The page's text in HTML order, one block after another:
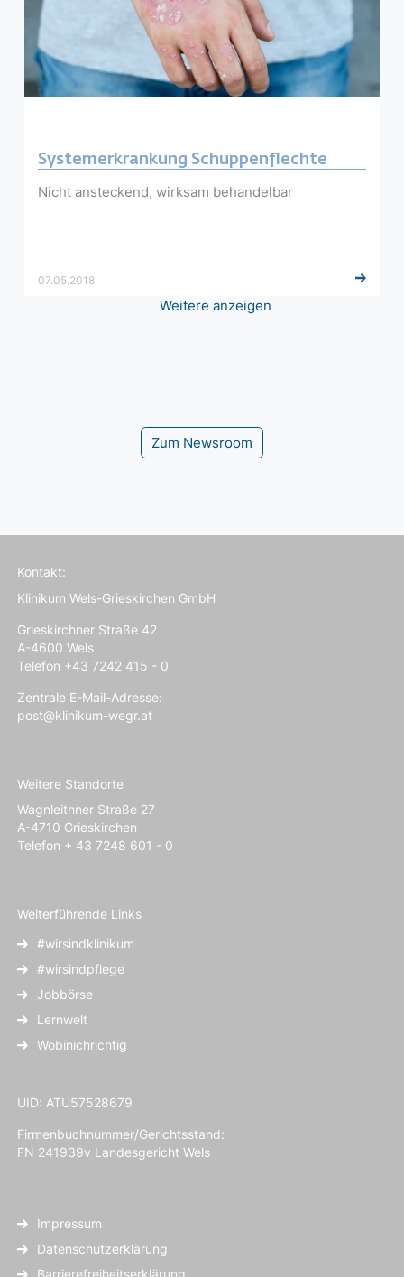
Systemerkrankung Schuppenflechte
Nicht ansteckend, wirksam behandelbar
07.05.2018
SeitennummerierungWeitere anzeigen
Zum Newsroom
Kontakt:
Klinikum Wels-Grieskirchen GmbH
Grieskirchner Straße 42
A-4600 Wels
Telefon +43 7242 415 - 0
Zentrale E-Mail-Adresse:
post@klinikum-wegr.at
Weitere Standorte
Wagnleithner Straße 27
A-4710 Grieskirchen
Telefon + 43 7248 601 - 0
Weiterführende Links
#wirsindklinikum
#wirsindpflege
Jobbörse
Lernwelt
Wobinichrichtig
UID: ATU57528679
Firmenbuchnummer/Gerichtsstand:
FN 241939v Landesgericht Wels
Impressum
Datenschutzerklärung
Barrierefreiheitserklärung